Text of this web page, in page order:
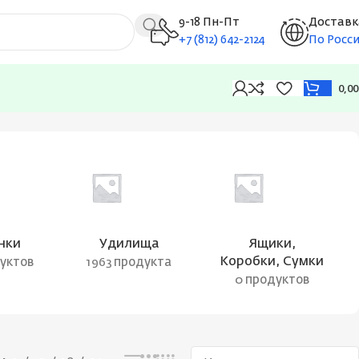
9-18 Пн-Пт
+7 (812) 642-2124
По
Удилища
1963 продукта
Ящики,
Коробки, Сумки
0 продуктов